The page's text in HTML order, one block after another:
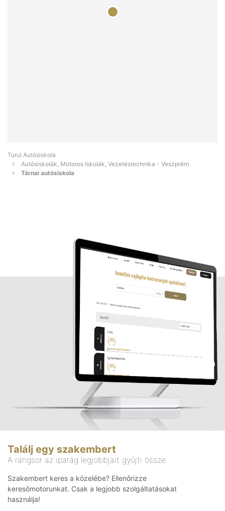
Turul Autósiskola
Autósiskolák, Motoros Iskolák, Vezetéstechnika - Veszprém
Tárnai autósiskola
Találj egy szakembert
A rangsor az iparág legjobbjait gyűjti össze
Szakembert keres a közelébe? Ellenőrizze
keresőmotorunkat. Csak a legjobb szolgáltatásokat
használja!